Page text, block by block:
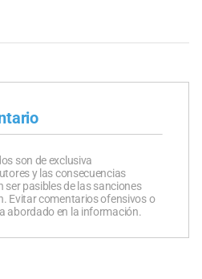
son de exclusiva
y las consecuencias
ser pasibles de las sanciones
Evitar comentarios ofensivos o
abordado en la información.